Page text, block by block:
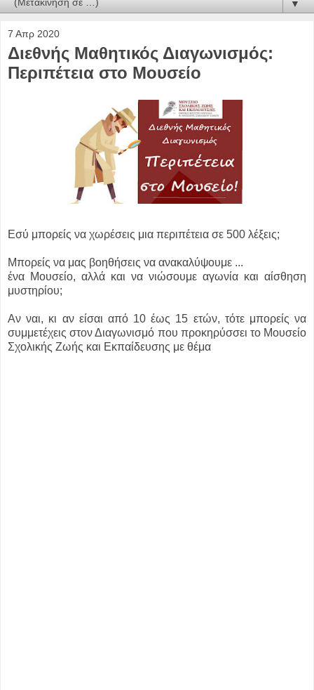
▼
7 Απρ 2020
Διεθνής Μαθητικός Διαγωνισμός:
Περιπέτεια στο Μουσείο
Εσύ μπορείς να χωρέσεις μια περιπέτεια σε 500 λέξεις;
Μπορείς να μας βοηθήσεις να ανακαλύψουμε ...
ένα Μουσείο, αλλά και να νιώσουμε αγωνία και αίσθηση
μυστηρίου;
Αν ναι, κι αν είσαι από 10 έως 15 ετών, τότε μπορείς να
συμμετέχεις στον Διαγωνισμό που προκηρύσσει το Μουσείο
Σχολικής Ζωής και Εκπαίδευσης με θέμα